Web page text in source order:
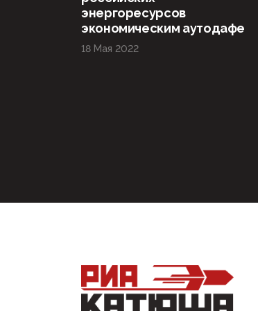
энергоресурсов
экономическим аутодафе
18 Мая 2022